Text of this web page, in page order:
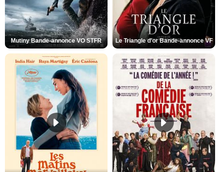
Mutiny Bande-annonce VO STFR Le Triangle d'or Bande-annonce VF